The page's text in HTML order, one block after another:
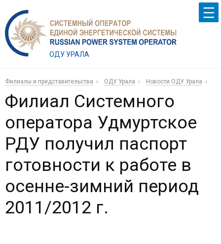
ОДУ УРАЛА
Филиалы и представительства ОДУ Урала Новости ОДУ Урала
Филиал Системного
оператора Удмуртское
РДУ получил паспорт
готовности к работе в
осенне-зимний период
2011/2012 г.